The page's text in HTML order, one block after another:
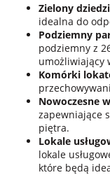
Zielony
idealna do
Podziemny
podziemny z
umożliwiający
Komórki
Nowoczesne
zapewniające
piętra.
Lokale
lokale
które będą